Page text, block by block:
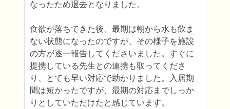
なったため退去となりました。
食欲が落ちてきた後、最期は朝から水も飲ま
ない状態になったのですが、その様子を施設
の方が逐一報告してくださいました。すぐに
提携している先生との連携も取ってくださ
り、とても早い対応で助かりました。入居期
間は短かったですが、最期の対応までしっか
りとしていただけたと感じています。